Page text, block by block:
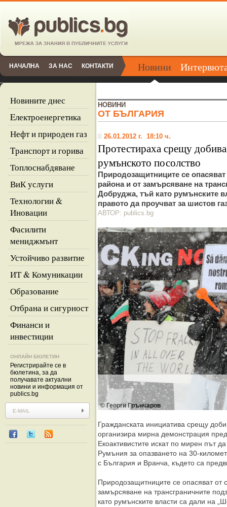
НАЧАЛНА ЗА НАС КОНТАКТИ Новини
Новините днес
Eлектроенергетика
Нефт и природен газ
Tранспорт и горива
Топлоснабдяване
ВиК услуги
Технологии &
Иновации
Фасилити
мениджмънт
Устойчиво развитие
ИТ & Комуникации
Образование
Отбрана и сигурност
Финанси и
инвестиции
ОНЛАЙН БЮЛЕТИН
Регистрирайте се в
бюлетина, за да
получавате актуални
новини и информация от
publics.bg
НОВИНИ
ОТ БЪЛГАРИЯ
26.01.2012 г. 18:10 ч.
Протестираха срещу
румънското посолство
Природозащитниците се
района и от замърсяване на
Добруджа, тъй като румънските
правото да проучват за шистов
АВТОР: publics.bg
© Георги Грънчаров
Гражданската инициатива срещу
организира мирна демонстрация
Екоактивистите искат по мирен път
Румъния за опазването на 30-
с България и Вранча, където са
Природозащитниците се опасяват от
замърсяване на трансграничните
като румънските власти са дали на